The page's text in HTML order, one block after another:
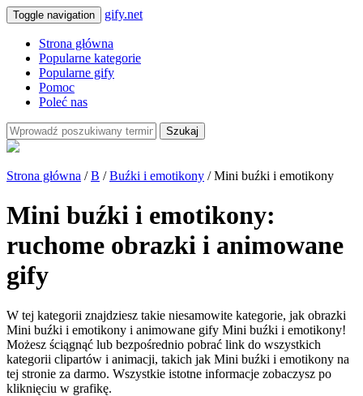
Toggle navigation gify.net
Strona główna
Popularne kategorie
Popularne gify
Pomoc
Poleć nas
Szukaj
Strona główna /B /Buźki i emotikony / Mini buźki i emotikony
Mini buźki i emotikony:
ruchome obrazki i animowane
gify
W tej kategorii znajdziesz takie niesamowite kategorie, jak obrazki
Mini buźki i emotikony i animowane gify Mini buźki i emotikony!
Możesz ściągnąć lub bezpośrednio pobrać link do wszystkich
kategorii clipartów i animacji, takich jak Mini buźki i emotikony na
tej stronie za darmo. Wszystkie istotne informacje zobaczysz po
kliknięciu w grafikę.